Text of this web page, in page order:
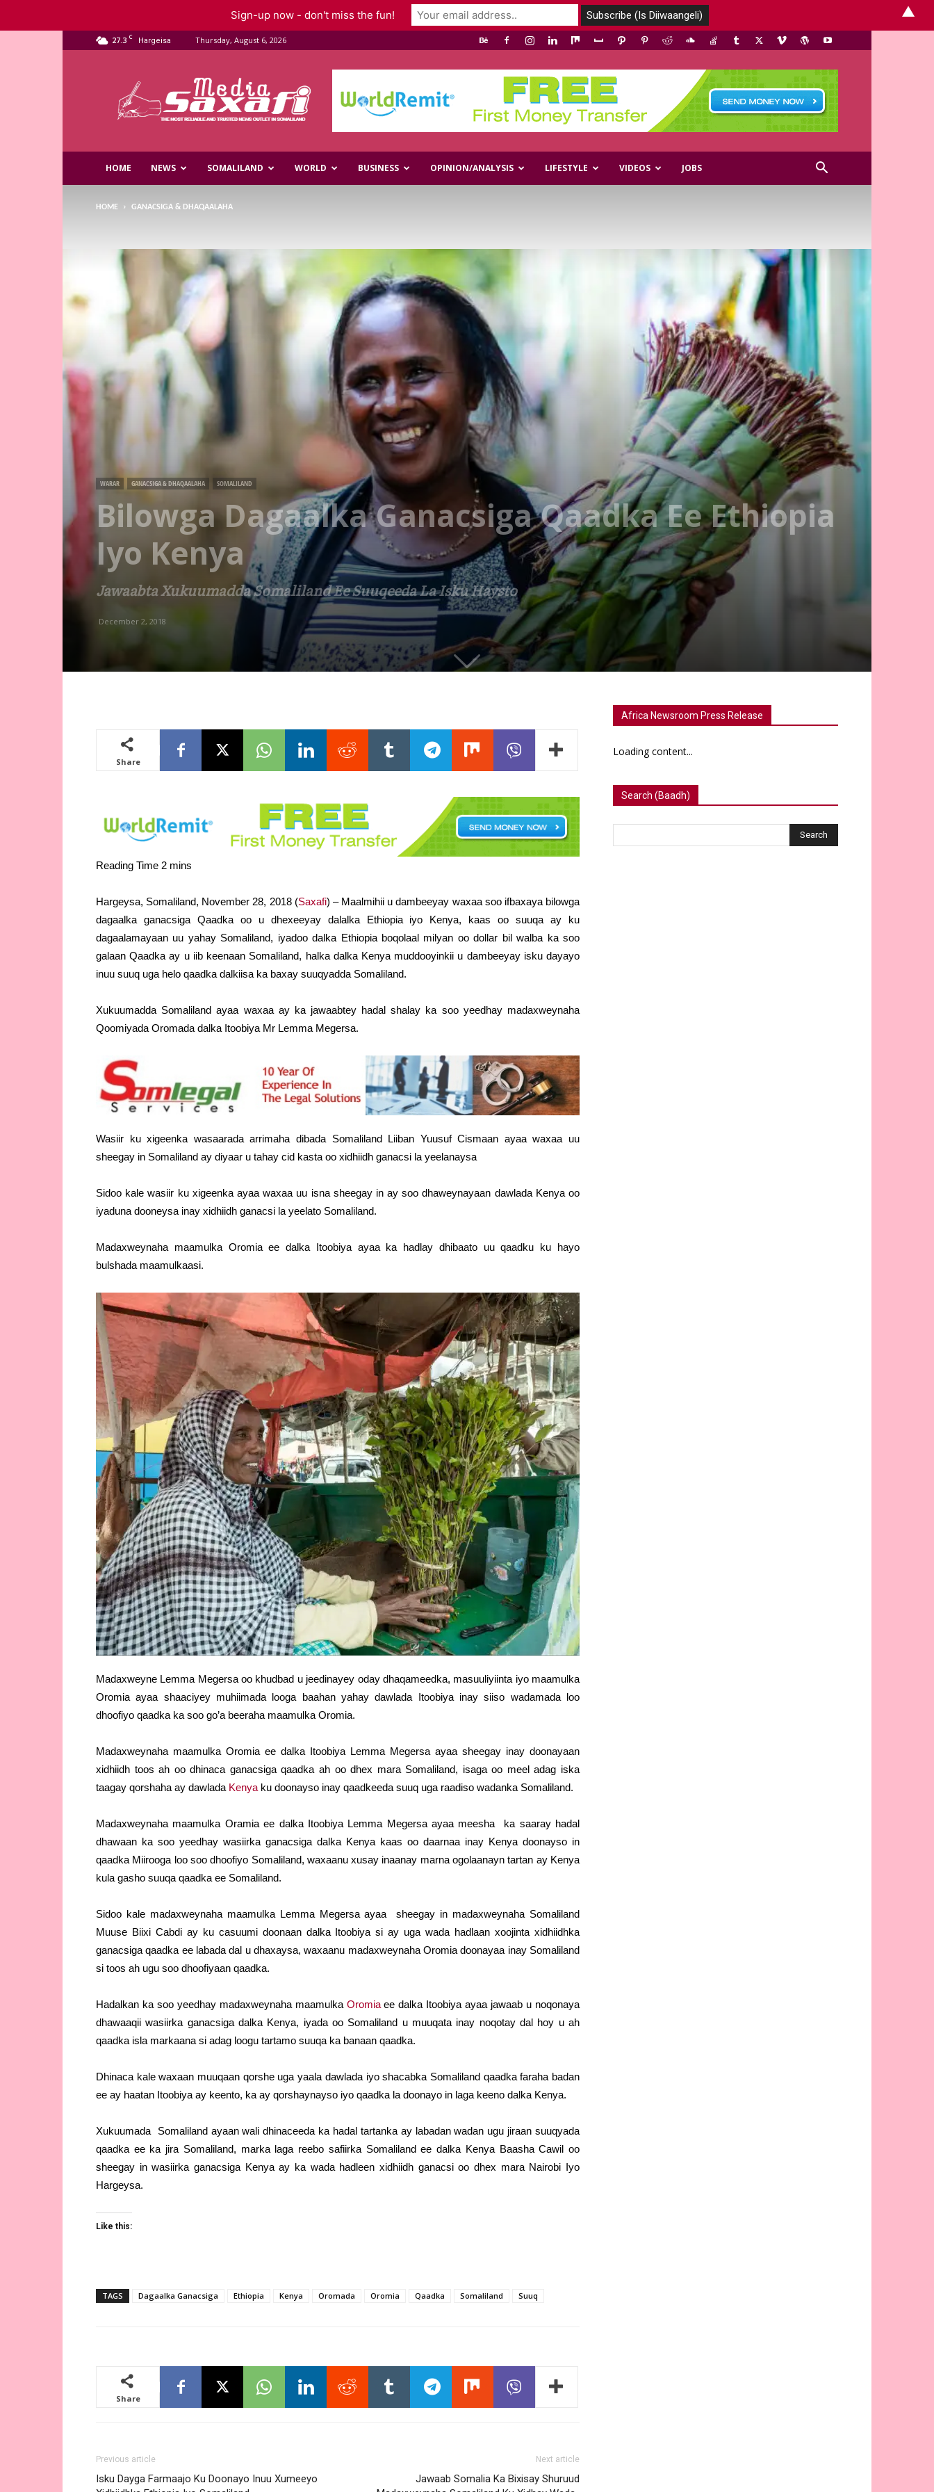
27.3 C Hargeisa Thursday, August 6, 2026
Media
HOME NEWS SOMALILAND WORLD BUSINESS OPINION/ANALYSIS LIFESTYLE VIDEOS JOBS
HOME GANACSIGA & DHAQAALAHA
WARAR GANACSIGA & DHAQAALAHA SOMALILAND
Bilowga Dagaalka Ganacsiga Qaadka Ee Ethiopia
Iyo Kenya
Jawaabta Xukuumadda Somaliland Ee Suuqeeda La Isku Haysto
December 2, 2018
Share
Hargeysa, Somaliland, November 28, 2018 (Saxafi) – Maalmihii u dambeeyay waxaa soo ifbaxaya bilowga
dagaalka ganacsiga Qaadka oo u dhexeeyay dalalka Ethiopia iyo Kenya, kaas oo suuqa ay ku
dagaalamayaan uu yahay Somaliland, iyadoo dalka Ethiopia boqolaal milyan oo dollar bil walba ka soo
galaan Qaadka ay u iib keenaan Somaliland, halka dalka Kenya muddooyinkii u dambeeyay isku dayayo
inuu suuq uga helo qaadka dalkiisa ka baxay suuqyadda Somaliland.
Xukuumadda Somaliland ayaa waxaa ay ka jawaabtey hadal shalay ka soo yeedhay madaxweynaha
Qoomiyada Oromada dalka Itoobiya Mr Lemma Megersa.
Wasiir ku xigeenka wasaarada arrimaha dibada Somaliland Liiban Yuusuf Cismaan ayaa waxaa uu
sheegay in Somaliland ay diyaar u tahay cid kasta oo xidhiidh ganacsi la yeelanaysa
Sidoo kale wasiir ku xigeenka ayaa waxaa uu isna sheegay in ay soo dhaweynayaan dawlada Kenya oo
iyaduna dooneysa inay xidhiidh ganacsi la yeelato Somaliland.
Madaxweynaha maamulka Oromia ee dalka Itoobiya ayaa ka hadlay dhibaato uu qaadku ku hayo
bulshada maamulkaasi.
Madaxweyne Lemma Megersa oo khudbad u jeedinayey oday dhaqameedka, masuuliyiinta iyo maamulka
Oromia ayaa shaaciyey muhiimada looga baahan yahay dawlada Itoobiya inay siiso wadamada loo
dhoofiyo qaadka ka soo go’a beeraha maamulka Oromia.
Madaxweynaha maamulka Oromia ee dalka Itoobiya Lemma Megersa ayaa sheegay inay doonayaan
xidhiidh toos ah oo dhinaca ganacsiga qaadka ah oo dhex mara Somaliland, isaga oo meel adag iska
taagay qorshaha ay dawlada Kenya ku doonayso inay qaadkeeda suuq uga raadiso wadanka Somaliland.
Madaxweynaha maamulka Oramia ee dalka Itoobiya Lemma Megersa ayaa meesha ka saaray hadal
dhawaan ka soo yeedhay wasiirka ganacsiga dalka Kenya kaas oo daarnaa inay Kenya doonayso in
qaadka Miirooga loo soo dhoofiyo Somaliland, waxaanu xusay inaanay marna ogolaanayn tartan ay Kenya
kula gasho suuqa qaadka ee Somaliland.
Sidoo kale madaxweynaha maamulka Lemma Megersa ayaa sheegay in madaxweynaha Somaliland
Muuse Biixi Cabdi ay ku casuumi doonaan dalka Itoobiya si ay uga wada hadlaan xoojinta xidhiidhka
ganacsiga qaadka ee labada dal u dhaxaysa, waxaanu madaxweynaha Oromia doonayaa inay Somaliland
si toos ah ugu soo dhoofiyaan qaadka.
Hadalkan ka soo yeedhay madaxweynaha maamulka Oromiaee dalka Itoobiya ayaa jawaab u noqonaya
dhawaaqii wasiirka ganacsiga dalka Kenya, iyada oo Somaliland u muuqata inay noqotay dal hoy u ah
qaadka isla markaana si adag loogu tartamo suuqa ka banaan qaadka.
Dhinaca kale waxaan muuqaan qorshe uga yaala dawlada iyo shacabka Somaliland qaadka faraha badan
ee ay haatan Itoobiya ay keento, ka ay qorshaynayso iyo qaadka la doonayo in laga keeno dalka Kenya.
Xukuumada Somaliland ayaan wali dhinaceeda ka hadal tartanka ay labadan wadan ugu jiraan suuqyada
qaadka ee ka jira Somaliland, marka laga reebo safiirka Somaliland ee dalka Kenya Baasha Cawil oo
sheegay in wasiirka ganacsiga Kenya ay ka wada hadleen xidhiidh ganacsi oo dhex mara Nairobi Iyo
Hargeysa.
Like this:
TAGS Dagaalka Ganacsiga Ethiopia Kenya Oromada Oromia Qaadka Somaliland Suuq
Share
Previous article
Isku Dayga Farmaajo Ku Doonayo Inuu Xumeeyo
Next article
Jawaab Somalia Ka Bixisay Shuruud
Africa Newsroom Press Release
Loading content...
Search (Baadh)
Sign-up now - don't miss the fun! ▲